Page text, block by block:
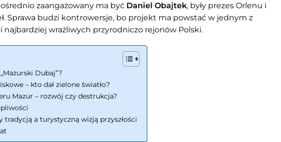
zaangażowany ma być Daniel Obajtek, były prezes Orlenu i
Sprawa budzi kontrowersje, bo projekt ma powstać w jednym z
najbardziej wrażliwych przyrodniczo rejonów Polski.
Dubaj”?
– kto dał zielone światło?
Mazur – rozwój czy destrukcja?
tradycją a turystyczną wizją przyszłości